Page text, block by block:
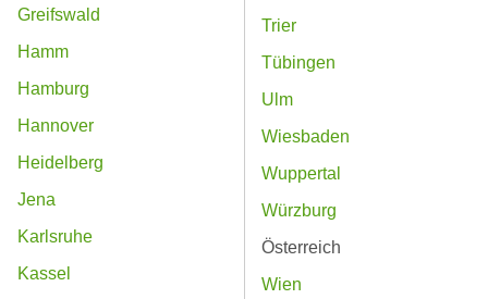
Greifswald
Hamm
Hamburg
Hannover
Heidelberg
Jena
Karlsruhe
Kassel
Trier
Tübingen
Ulm
Wiesbaden
Wuppertal
Würzburg
Österreich
Wien